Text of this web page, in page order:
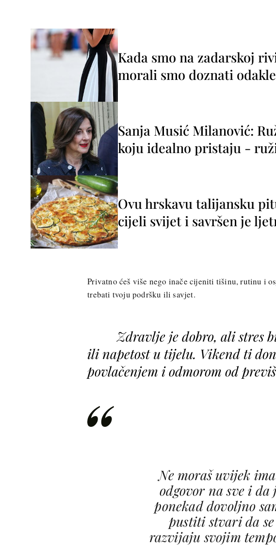
Kada smo na zadarskoj
morali smo doznati
Sanja Musić Milanović:
koju idealno pristaju -
Ovu hrskavu talijansku
cijeli svijet i savršen je
Privatno ćeš više nego inače cijeniti tišinu, rutinu i
trebati tvoju podršku ili savjet.
Zdravlje je dobro, ali stres
ili napetost u tijelu. Vikend ti
povlačenjem i odmorom od
Ne moraš uvijek
odgovor na sve i da
ponekad dovoljno
pustiti stvari da se
razvijaju svojim